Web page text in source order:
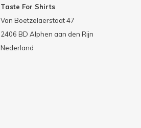
Taste For Shirts
Van Boetzelaerstaat 47
2406 BD Alphen aan den Rijn
Nederland